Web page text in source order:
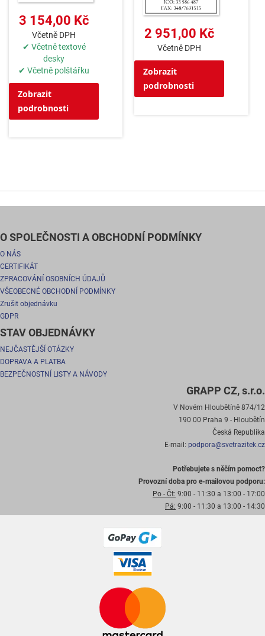
3 154,00 Kč
Včetně DPH
✔ Včetně textové
desky
✔ Včetně polštářku
Zobrazit
podrobnosti
2 951,00 Kč
Včetně DPH
Zobrazit
podrobnosti
O SPOLEČNOSTI A OBCHODNÍ PODMÍNKY
O NÁS
CERTIFIKÁT
ZPRACOVÁNÍ OSOBNÍCH ÚDAJŮ
VŠEOBECNÉ OBCHODNÍ PODMÍNKY
Zrušit objednávku
GDPR
STAV OBJEDNÁVKY
NEJČASTĚJŠÍ OTÁZKY
DOPRAVA A PLATBA
BEZPEČNOSTNÍ LISTY A NÁVODY
GRAPP CZ, s.r.o.
V Novém Hloubětíně 874/12
190 00 Praha 9 - Hloubětín
Česká Republika
E-mail: podpora@svetrazitek.cz
Potřebujete s něčím pomoct?
Provozní doba pro e-mailovou podporu:
Po - Čt: 9:00 - 11:30 a 13:00 - 17:00
Pá: 9:00 - 11:30 a 13:00 - 14:30